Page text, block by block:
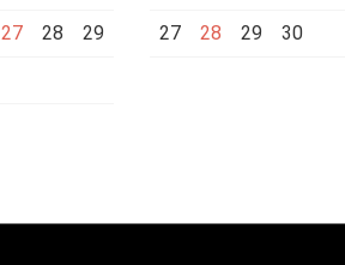
27 28 29 27 28 29 30